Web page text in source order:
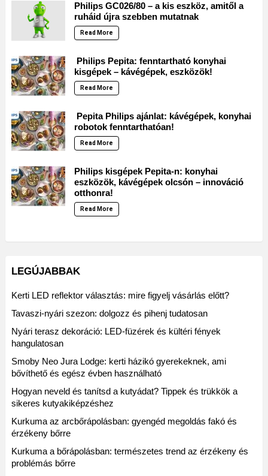
Philips GC026/80 – a kis eszköz, amitől a
ruháid újra szebben mutatnak
Read More
Philips Pepita: fenntartható konyhai
kisgépek – kávégépek, eszközök!
Read More
Pepita Philips ajánlat: kávégépek, konyhai
robotok fenntarthatóan!
Read More
Philips kisgépek Pepita-n: konyhai
eszközök, kávégépek olcsón – innováció
otthonra!
Read More
LEGÚJABBAK
Kerti LED reflektor választás: mire figyelj vásárlás előtt?
Tavaszi-nyári szezon: dolgozz és pihenj tudatosan
Nyári terasz dekoráció: LED-füzérek és kültéri fények
hangulatosan
Smoby Neo Jura Lodge: kerti házikó gyerekeknek, ami
bővíthető és egész évben használható
Hogyan neveld és tanítsd a kutyádat? Tippek és trükkök a
sikeres kutyakiképzéshez
Kurkuma az arcbőrápolásban: gyengéd megoldás fakó és
érzékeny bőrre
Kurkuma a bőrápolásban: természetes trend az érzékeny és
problémás bőrre